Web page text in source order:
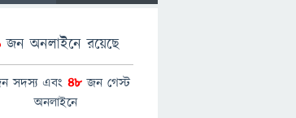
জন অনলাইনে রয়েছে
সদস্য এবং 48জন গেস্ট
অনলাইনে